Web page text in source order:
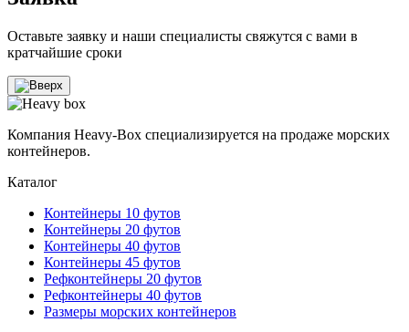
Оставьте заявку и наши специалисты свяжутся с вами в
кратчайшие сроки
Компания Heavy-Box специализируется на продаже морских
контейнеров.
Каталог
Контейнеры 10 футов
Контейнеры 20 футов
Контейнеры 40 футов
Контейнеры 45 футов
Рефконтейнеры 20 футов
Рефконтейнеры 40 футов
Размеры морских контейнеров